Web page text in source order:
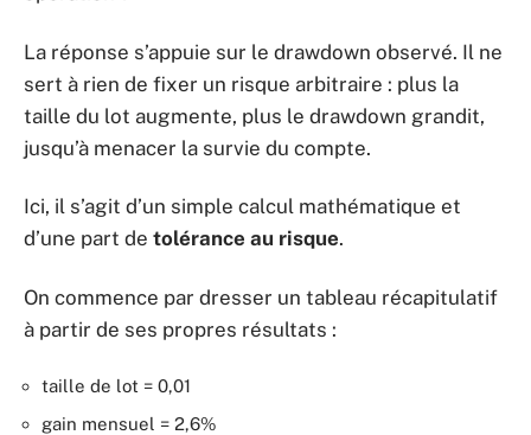
La réponse s’appuie sur le drawdown observé. Il ne
sert à rien de fixer un risque arbitraire : plus la
taille du lot augmente, plus le drawdown grandit,
jusqu’à menacer la survie du compte.
Ici, il s’agit d’un simple calcul mathématique et
d’une part de tolérance au risque.
On commence par dresser un tableau récapitulatif
à partir de ses propres résultats :
taille de lot = 0,01
gain mensuel = 2,6%